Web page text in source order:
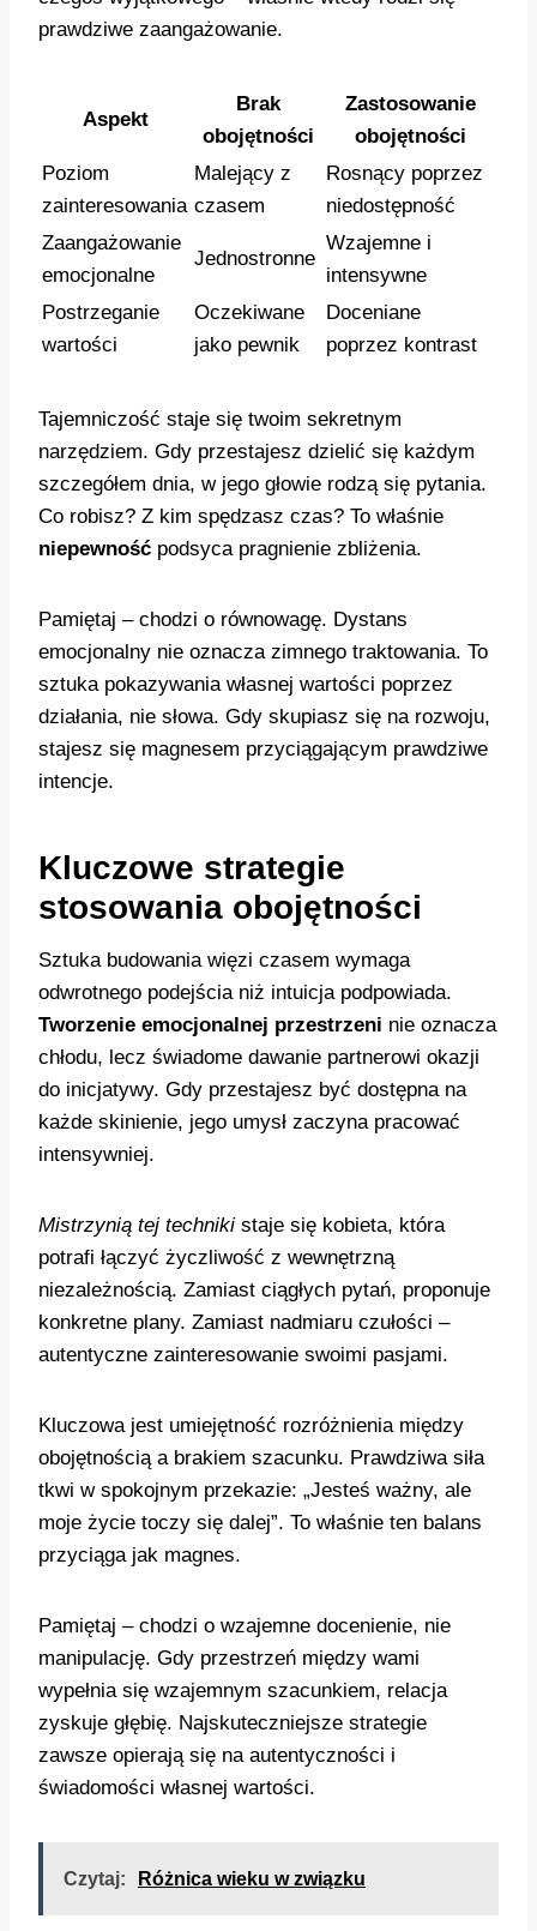
prawdziwe zaangażowanie.
Aspekt
Brak
obojętności
Zastosowanie
obojętności
Poziom
zainteresowania
Malejący z
czasem
Rosnący poprzez
niedostępność
Zaangażowanie
emocjonalne
Jednostronne
Wzajemne i
intensywne
Postrzeganie
wartości
Oczekiwane
jako pewnik
Doceniane
poprzez kontrast
Tajemniczość staje się twoim sekretnym
narzędziem. Gdy przestajesz dzielić się każdym
szczegółem dnia, w jego głowie rodzą się pytania.
Co robisz? Z kim spędzasz czas? To właśnie
niepewność podsyca pragnienie zbliżenia.
Pamiętaj – chodzi o równowagę. Dystans
emocjonalny nie oznacza zimnego traktowania. To
sztuka pokazywania własnej wartości poprzez
działania, nie słowa. Gdy skupiasz się na rozwoju,
stajesz się magnesem przyciągającym prawdziwe
intencje.
Kluczowe strategie
stosowania obojętności
Sztuka budowania więzi czasem wymaga
odwrotnego podejścia niż intuicja podpowiada.
Tworzenie emocjonalnej przestrzeni nie oznacza
chłodu, lecz świadome dawanie partnerowi okazji
do inicjatywy. Gdy przestajesz być dostępna na
każde skinienie, jego umysł zaczyna pracować
intensywniej.
Mistrzynią tej techniki staje się kobieta, która
potrafi łączyć życzliwość z wewnętrzną
niezależnością. Zamiast ciągłych pytań, proponuje
konkretne plany. Zamiast nadmiaru czułości –
autentyczne zainteresowanie swoimi pasjami.
Kluczowa jest umiejętność rozróżnienia między
obojętnością a brakiem szacunku. Prawdziwa siła
tkwi w spokojnym przekazie: „Jesteś ważny, ale
moje życie toczy się dalej”. To właśnie ten balans
przyciąga jak magnes.
Pamiętaj – chodzi o wzajemne docenienie, nie
manipulację. Gdy przestrzeń między wami
wypełnia się wzajemnym szacunkiem, relacja
zyskuje głębię. Najskuteczniejsze strategie
zawsze opierają się na autentyczności i
świadomości własnej wartości.
Czytaj: Różnica wieku w związku